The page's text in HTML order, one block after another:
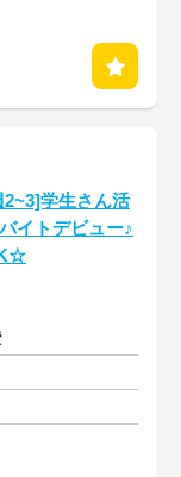
2~3]学生さん活
イトデビュー♪